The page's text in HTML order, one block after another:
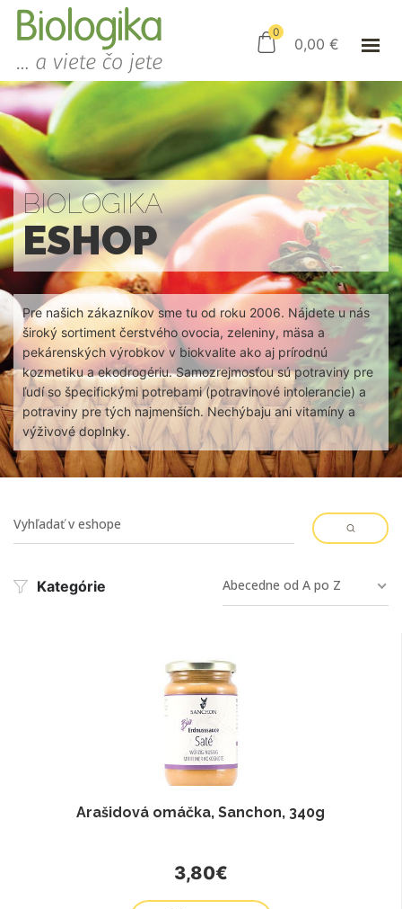
ESHOP
AKO NAKUPOVAŤ
KAMENNÝ OBCHOD
KONTAKT
0
0,00 €
PRIHLÁSENIE
BIOLOGIKA
ESHOP
Pre našich zákazníkov sme tu od roku 2006. Nájdete u nás
široký sortiment čerstvého ovocia, zeleniny, mäsa a
pekárenských výrobkov v biokvalite ako aj prírodnú
kozmetiku a ekodrogériu. Samozrejmosťou sú potraviny pre
ľudí so špecifickými potrebami (potravinové intolerancie) a
potraviny pre tých najmenších. Nechýbaju ani vitamíny a
výživové doplnky.
Kategórie Abecedne od A po Z
Arašidová omáčka, Sanchon, 340g
3,80€